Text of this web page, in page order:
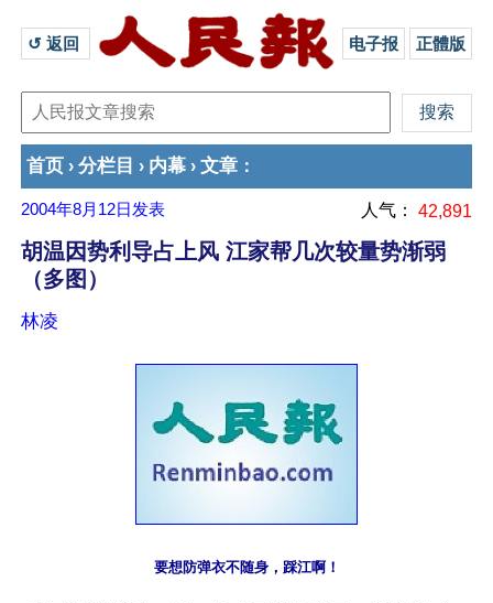
↺ 返回 电子报 正體版
首页 › 分栏目 › 内幕 › 文章 ：
2004年8月12日 发表 人气： 42,891
胡温因势利导占上风 江家帮几次较量势渐弱
（多图）
林凌
要想防弹衣不随身，踩江啊！